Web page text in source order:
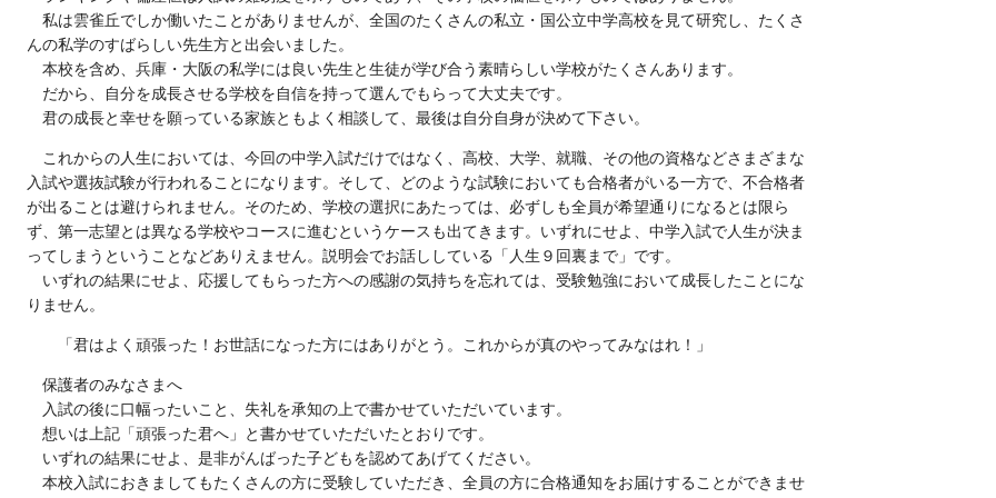
私は雲雀丘でしか働いたことがありませんが、全国のたくさんの私立・国公立中学高校を見て研究し、たくさ
んの私学のすばらしい先生方と出会いました。
本校を含め、兵庫・大阪の私学には良い先生と生徒が学び合う素晴らしい学校がたくさんあります。
だから、自分を成長させる学校を自信を持って選んでもらって大丈夫です。
君の成長と幸せを願っている家族ともよく相談して、最後は自分自身が決めて下さい。
これからの人生においては、今回の中学入試だけではなく、高校、大学、就職、その他の資格などさまざまな
入試や選抜試験が行われることになります。そして、どのような試験においても合格者がいる一方で、不合格者
が出ることは避けられません。そのため、学校の選択にあたっては、必ずしも全員が希望通りになるとは限ら
ず、第一志望とは異なる学校やコースに進むというケースも出てきます。いずれにせよ、中学入試で人生が決ま
ってしまうということなどありえません。説明会でお話ししている「人生９回裏まで」です。
いずれの結果にせよ、応援してもらった方への感謝の気持ちを忘れては、受験勉強において成長したことにな
りません。
「君はよく頑張った！お世話になった方にはありがとう。これからが真のやってみなはれ！」
保護者のみなさまへ
入試の後に口幅ったいこと、失礼を承知の上で書かせていただいています。
想いは上記「頑張った君へ」と書かせていただいたとおりです。
いずれの結果にせよ、是非がんばった子どもを認めてあげてください。
本校入試におきましてもたくさんの方に受験していただき、全員の方に合格通知をお届けすることができませ